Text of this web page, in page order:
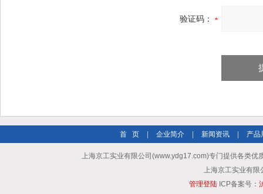
验证码：
首 页 企业简介 新闻资讯 产品
上海京工实业有限公司(www.ydg17.com)专门提供各类优
上海京工实业有限
管理登陆ICP备案号：